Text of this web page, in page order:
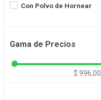
Harina de Almendras
Con Polvo de Hornear
Gama de Precios
$ 996,00